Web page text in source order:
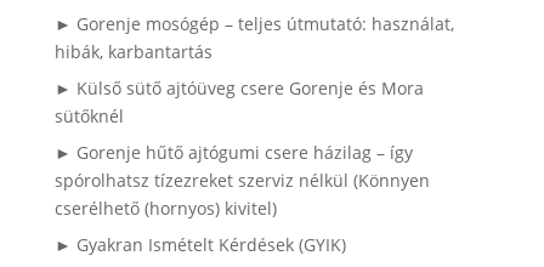
► Gorenje mosógép – teljes útmutató: használat,
hibák, karbantartás
► Külső sütő ajtóüveg csere Gorenje és Mora
sütőknél
► Gorenje hűtő ajtógumi csere házilag – így
spórolhatsz tízezreket szerviz nélkül (Könnyen
cserélhető (hornyos) kivitel)
► Gyakran Ismételt Kérdések (GYIK)